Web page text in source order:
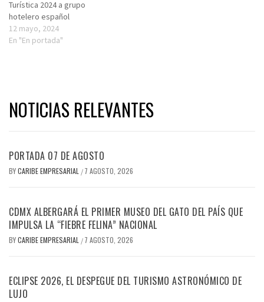
Turística 2024 a grupo
hotelero español
12 mayo, 2024
En "En portada"
NOTICIAS RELEVANTES
PORTADA 07 DE AGOSTO
BYCARIBE EMPRESARIAL / 7 AGOSTO, 2026
CDMX ALBERGARÁ EL PRIMER MUSEO DEL GATO DEL PAÍS QUE
IMPULSA LA “FIEBRE FELINA” NACIONAL
BYCARIBE EMPRESARIAL / 7 AGOSTO, 2026
ECLIPSE 2026, EL DESPEGUE DEL TURISMO ASTRONÓMICO DE
LUJO